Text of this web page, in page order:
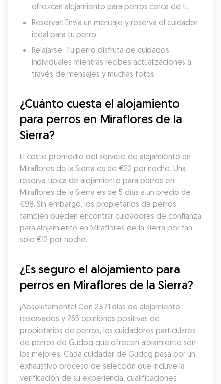
ofrezcan alojamiento para perros cerca de ti.
Reservar: Envía un mensaje y reserva el cuidador
ideal para tu perro.
Relajarse: Tu perro disfruta de cuidados
individuales mientras recibes actualizaciones a
través de mensajes y muchas fotos.
¿Cuánto cuesta el alojamiento
para perros en Miraflores de la
Sierra?
El coste promedio del servicio de alojamiento en
Miraflores de la Sierra es de €22 por noche. Una
reserva típica de alojamiento para perros en
Miraflores de la Sierra es de 5 días a un precio de
€98. Sin embargo, los propietarios de perros
también pueden encontrar cuidadores de confianza
para alojamiento en Miraflores de la Sierra por tan
solo €12 por noche.
¿Es seguro el alojamiento para
perros en Miraflores de la Sierra?
¡Absolutamente! Con 2371 días de alojamiento
reservados y 265 opiniones positivas de
propietarios de perros, los cuidadores particulares
de perros de Gudog que ofrecen alojamiento son
los mejores. Cada cuidador de Gudog pasa por un
exhaustivo proceso de selección que incluye la
verificación de su experiencia, cualificaciones